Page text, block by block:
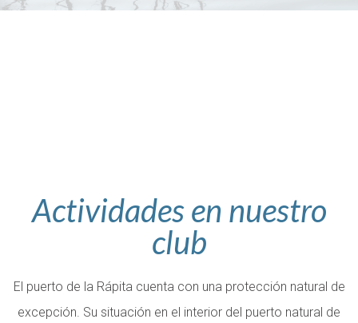
Actividades en nuestro
club
El puerto de la Rápita cuenta con una protección natural de
excepción. Su situación en el interior del puerto natural de